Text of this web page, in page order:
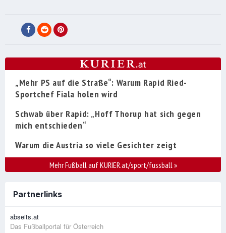
„Mehr PS auf die Straße“: Warum Rapid Ried-
Sportchef Fiala holen wird
Schwab über Rapid: „Hoff Thorup hat sich gegen
mich entschieden“
Warum die Austria so viele Gesichter zeigt
Mehr Fußball auf KURIER.at/sport/fussball»
Partnerlinks
abseits.at
Das Fußballportal für Österreich